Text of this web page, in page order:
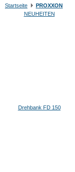
Startseite
PROXXON
NEUHEITEN
Drehbank FD 150